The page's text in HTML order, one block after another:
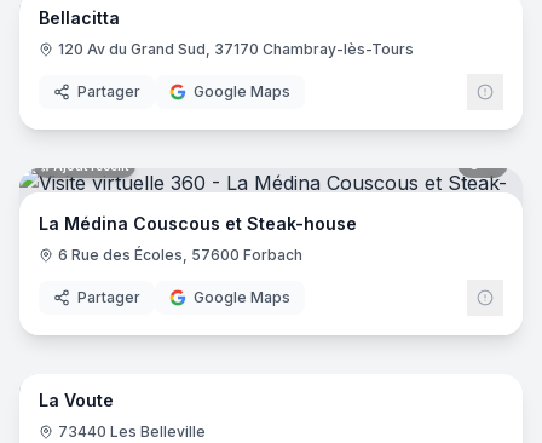
Bellacitta
120 Av du Grand Sud, 37170 Chambray-lès-Tours
Partager Google Maps
Ajout récent
La Médina Couscous et Steak-house
6 Rue des Écoles, 57600 Forbach
Partager Google Maps
8
La Voute
73440 Les Belleville